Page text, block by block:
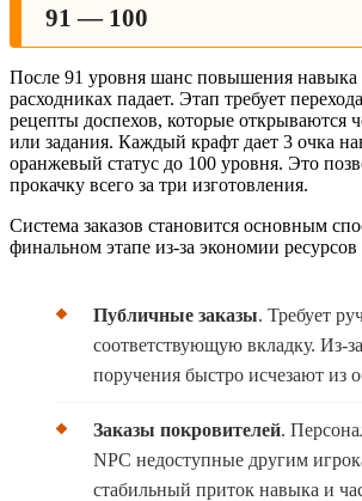
91 — 100
После 91 уровня шанс повышения навыка
расходниках падает. Этап требует
рецепты доспехов, которые открываются
или задания. Каждый крафт дает 3 очка
оранжевый статус до 100 уровня. Это
прокачку всего за три изготовления.
Система заказов становится основным
финальном этапе из-за экономии
Публичные заказы. Требует
соответствующую вкладку. Из-
поручения быстро исчезают из
Заказы покровителей.
NPC недоступные другим
стабильный приток навыка и